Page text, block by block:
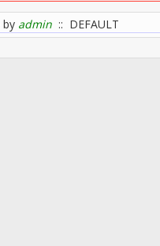
by admin :: DEFAULT